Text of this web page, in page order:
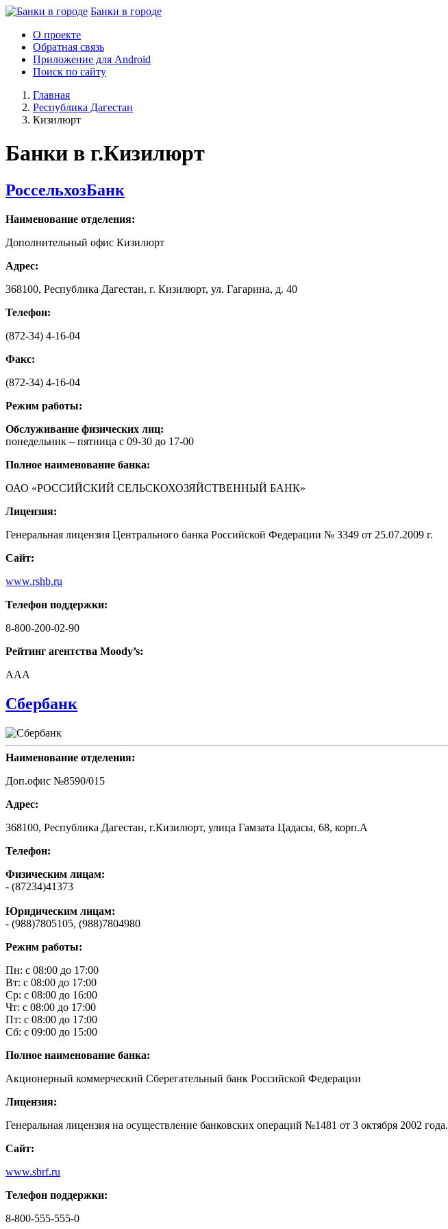
Банки в городе
О проекте
Обратная связь
Приложение для Android
Поиск по сайту
Главная
Республика Дагестан
Кизилюрт
Банки в г.Кизилюрт
РоссельхозБанк
Наименование отделения:
Дополнительный офис Кизилюрт
Адрес:
368100, Республика Дагестан, г. Кизилюрт, ул. Гагарина, д. 40
Телефон:
(872-34) 4-16-04
Факс:
(872-34) 4-16-04
Режим работы:
Обслуживание физических лиц:
понедельник – пятница с 09-30 до 17-00
Полное наименование банка:
ОАО «РОССИЙСКИЙ СЕЛЬСКОХОЗЯЙСТВЕННЫЙ БАНК»
Лицензия:
Генеральная лицензия Центрального банка Российской Федерации № 3349 от 25.07.2009 г.
Сайт:
www.rshb.ru
Телефон поддержки:
8-800-200-02-90
Рейтинг агентства Moody’s:
AAA
Сбербанк
Наименование отделения:
Доп.офис №8590/015
Адрес:
368100, Республика Дагестан, г.Кизилюрт, улица Гамзата Цадасы, 68, корп.А
Телефон:
Физическим лицам:
- (87234)41373
Юридическим лицам:
- (988)7805105, (988)7804980
Режим работы:
Пн: с 08:00 до 17:00
Вт: с 08:00 до 17:00
Ср: с 08:00 до 16:00
Чт: с 08:00 до 17:00
Пт: с 08:00 до 17:00
Сб: с 09:00 до 15:00
Полное наименование банка:
Акционерный коммерческий Сберегательный банк Российской Федерации
Лицензия:
Генеральная лицензия на осуществление банковских операций №1481 от 3 октября 2002 года.
Сайт:
www.sbrf.ru
Телефон поддержки:
8-800-555-555-0